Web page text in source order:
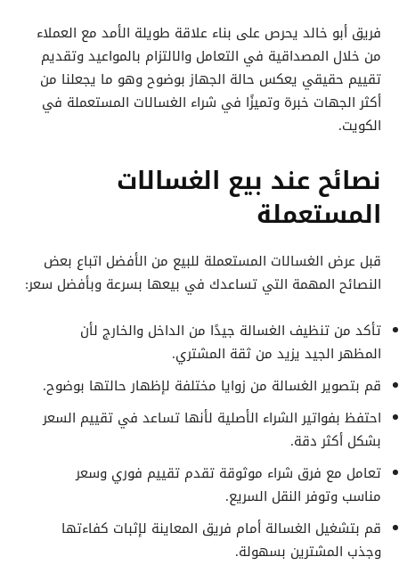
فريق أبو خالد يحرص على بناء علاقة طويلة الأمد مع العملاء
من خلال المصداقية في التعامل والالتزام بالمواعيد وتقديم
تقييم حقيقي يعكس حالة الجهاز بوضوح وهو ما يجعلنا من
أكثر الجهات خبرة وتميزًا في شراء الغسالات المستعملة في
الكويت.
نصائح عند بيع الغسالات
المستعملة
قبل عرض الغسالات المستعملة للبيع من الأفضل اتباع بعض
النصائح المهمة التي تساعدك في بيعها بسرعة وبأفضل سعر:
تأكد من تنظيف الغسالة جيدًا من الداخل والخارج لأن
المظهر الجيد يزيد من ثقة المشتري.
قم بتصوير الغسالة من زوايا مختلفة لإظهار حالتها بوضوح.
احتفظ بفواتير الشراء الأصلية لأنها تساعد في تقييم السعر
بشكل أكثر دقة.
تعامل مع فرق شراء موثوقة تقدم تقييم فوري وسعر
مناسب وتوفر النقل السريع.
قم بتشغيل الغسالة أمام فريق المعاينة لإثبات كفاءتها
وجذب المشترين بسهولة.